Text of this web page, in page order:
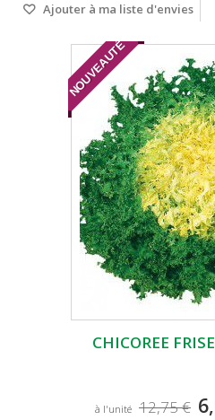
Ajouter à ma liste d'envies
NOUVEAUTÉ
CHICOREE
à l'unité 12,75 €